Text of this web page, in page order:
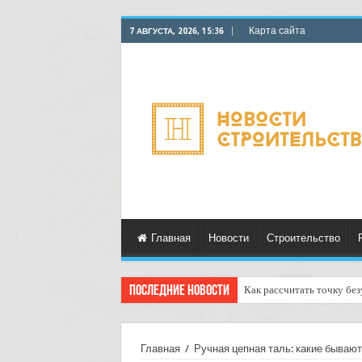
7 АВГУСТА, 2026, 15:36 Карта сайта
Главная Новости Строительство
Последние новости Как рассчитать точку
Главная / Ручная цепная таль: какие